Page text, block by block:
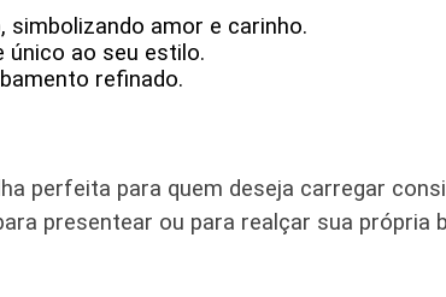
amor e carinho.
único ao seu estilo.
refinado.
perfeita para quem deseja carregar
presentear ou para realçar sua própria